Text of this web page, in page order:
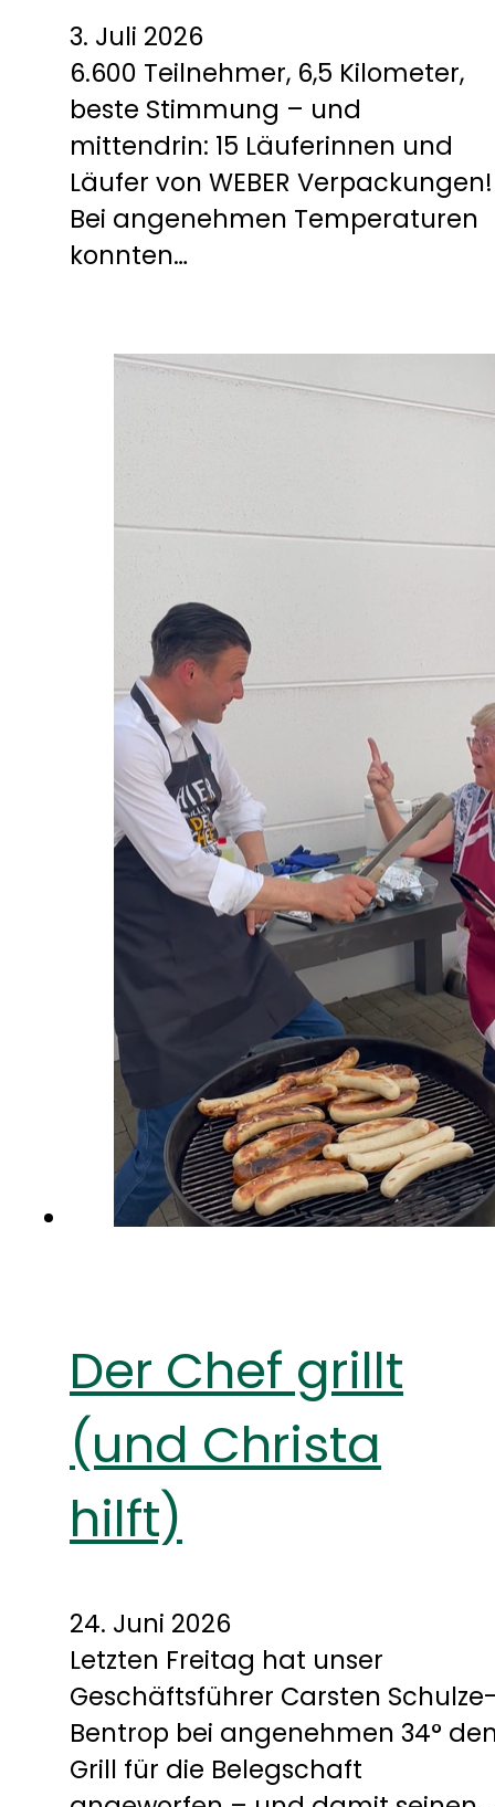
3. Juli 2026
6.600 Teilnehmer, 6,5 Kilometer,
beste Stimmung – und
mittendrin: 15 Läuferinnen und
Läufer von WEBER Verpackungen!
Bei angenehmen Temperaturen
konnten…
Der Chef grillt
(und Christa
hilft)
24. Juni 2026
Letzten Freitag hat unser
Geschäftsführer Carsten
Bentrop bei angenehmen 34°
Grill für die Belegschaft